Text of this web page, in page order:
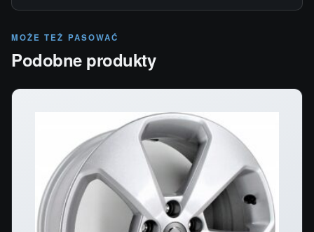
MOŻE TEŻ PASOWAĆ
Podobne produkty